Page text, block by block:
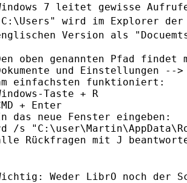
7 leitet gewisse
wird im Explorer
Version als
oben genannten Pfad findet
und Einstellungen --
einfachsten funktioniert:
Taste + R
+ Enter
das neue Fenster eingeben:
/s
Rückfragen mit J
Weder LibrO noch